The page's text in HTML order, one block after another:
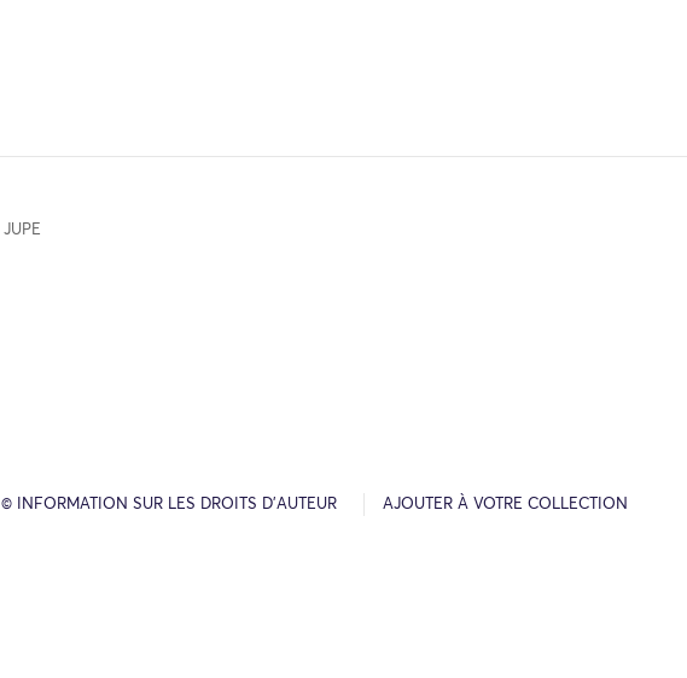
JUPE
© INFORMATION SUR LES DROITS D’AUTEUR AJOUTER À VOTRE COLLECTION